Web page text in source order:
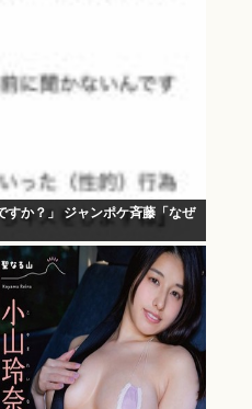
すか？」 ジャンポケ斉藤「なぜ